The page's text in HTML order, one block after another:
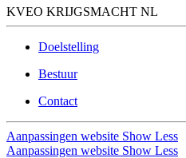
KVEO KRIJGSMACHT NL
Doelstelling
Bestuur
Contact
Aanpassingen website Show Less
Aanpassingen website Show Less